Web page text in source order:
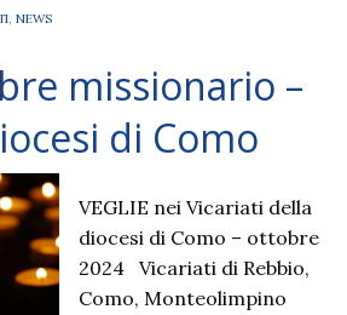
, NEWS
missionario –
di Como
VEGLIE nei Vicariati della
diocesi di Como – ottobre
2024 Vicariati di Rebbio,
Como, Monteolimpino